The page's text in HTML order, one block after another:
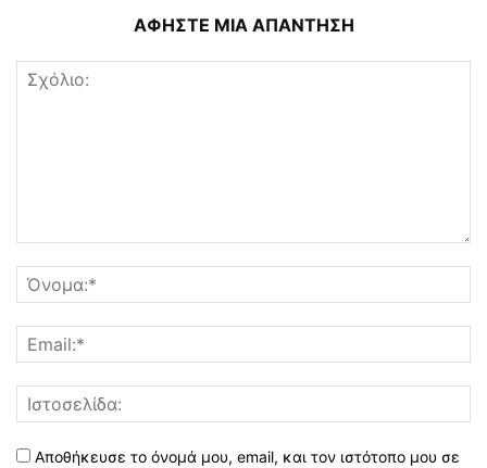
ΑΦΗΣΤΕ ΜΙΑ ΑΠΑΝΤΗΣΗ
Αποθήκευσε το όνομά μου, email, και τον ιστότοπο μου σε